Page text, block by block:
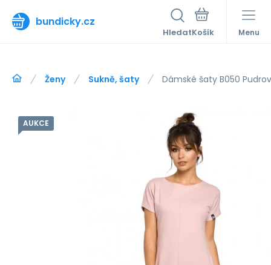
bundicky.cz
Hledat Menu
Ženy Sukně, šaty Dámské šaty B050
AUKCE